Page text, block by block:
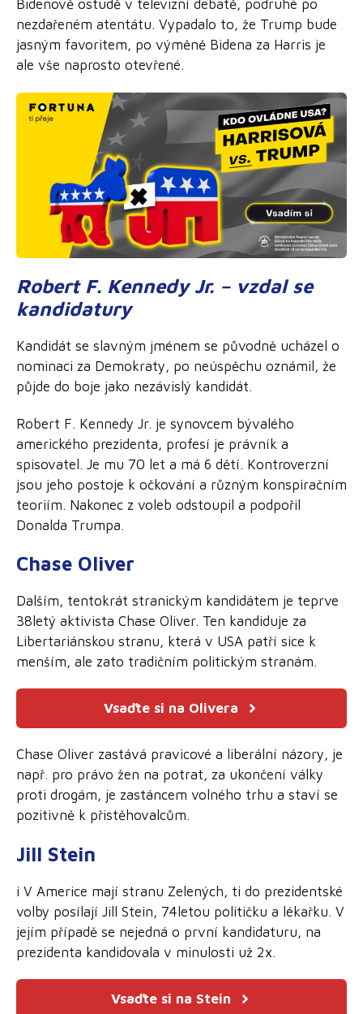
Bidenově ostudě v televizní debatě, podruhé po
nezdařeném atentátu. Vypadalo to, že Trump bude
jasným favoritem, po výměně Bidena za Harris je
ale vše naprosto otevřené.
Robert F. Kennedy Jr. – vzdal se
kandidatury
Kandidát se slavným jménem se původně ucházel o
nominaci za Demokraty, po neúspěchu oznámil, že
půjde do boje jako nezávislý kandidát.
Robert F. Kennedy Jr. je synovcem bývalého
amerického prezidenta, profesí je právník a
spisovatel. Je mu 70 let a má 6 dětí. Kontroverzní
jsou jeho postoje k očkování a různým konspiračním
teoriím. Nakonec z voleb odstoupil a podpořil
Donalda Trumpa.
Chase Oliver
Dalším, tentokrát stranickým kandidátem je teprve
38letý aktivista Chase Oliver. Ten kandiduje za
Libertariánskou stranu, která v USA patří sice k
menším, ale zato tradičním politickým stranám.
Vsaďte si na Olivera
Chase Oliver zastává pravicové a liberální názory, je
např. pro právo žen na potrat, za ukončení války
proti drogám, je zastáncem volného trhu a staví se
pozitivně k přistěhovalcům.
Jill Stein
i V Americe mají stranu Zelených, ti do prezidentské
volby posílají Jill Stein, 74letou političku a lékařku. V
jejím případě se nejedná o první kandidaturu, na
prezidenta kandidovala v minulosti už 2x.
Vsaďte si na Stein